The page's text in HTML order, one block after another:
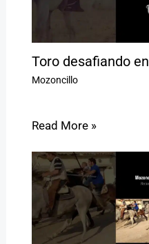
Toro desafiando
Mozoncillo
Read More »